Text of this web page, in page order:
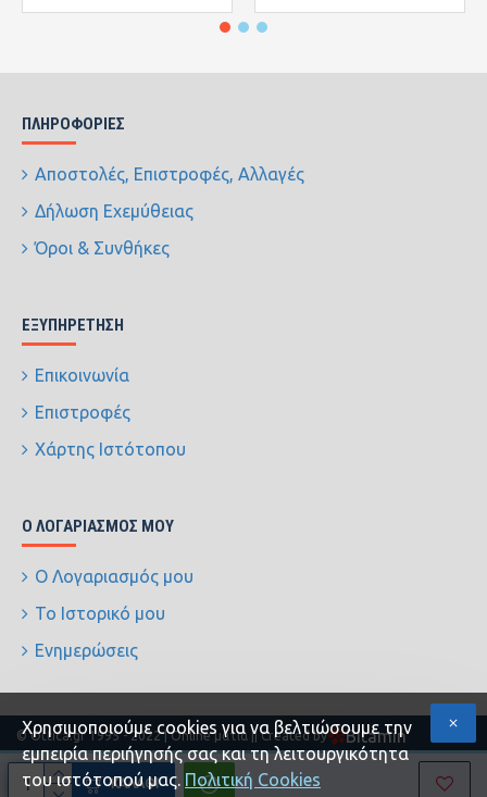
ΚΑΛΆΘΙ
ΠΛΗΡΟΦΟΡΊΕΣ
Αποστολές, Επιστροφές, Αλλαγές
Δήλωση Εχεμύθειας
Όροι & Συνθήκες
ΕΞΥΠΗΡΈΤΗΣΗ
Επικοινωνία
Επιστροφές
Χάρτης Ιστότοπου
Ο ΛΟΓΑΡΙΑΣΜΌΣ ΜΟΥ
Ο Λογαριασμός μου
Το Ιστορικό μου
Ενημερώσεις
© Ottica.gr 1995 - 2022 | Online ματιά || Created by Bitamin
Xρησιμοποιούμε cookies για να βελτιώσουμε την
εμπειρία περιήγησής σας και τη λειτουργικότητα
του ιστότοπού μας. Πολιτική Cookies